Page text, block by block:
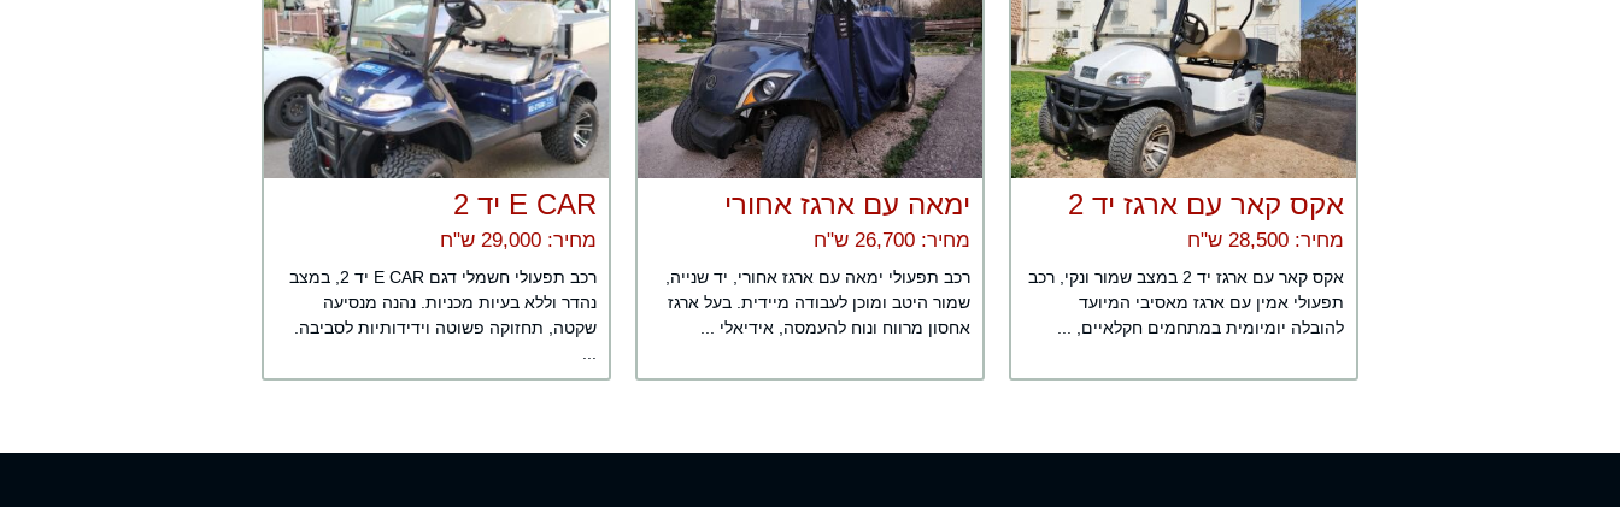
אקס קאר עם ארגז יד 2
מחיר: 28,500 ש"ח
אקס קאר עם ארגז יד 2 במצב שמור ונקי, רכב
תפעולי אמין עם ארגז מאסיבי המיועד
להובלה יומיומית במתחמים חקלאיים, ...
ימאה עם ארגז אחורי
מחיר: 26,700 ש"ח
רכב תפעולי ימאה עם ארגז אחורי, יד שנייה,
שמור היטב ומוכן לעבודה מיידית. בעל ארגז
אחסון מרווח ונוח להעמסה, אידיאלי ...
E CAR יד 2
מחיר: 29,000 ש"ח
רכב תפעולי חשמלי דגם E CAR יד 2, במצב
נהדר וללא בעיות מכניות. נהנה מנסיעה
שקטה, תחזוקה פשוטה וידידותיות לסביבה.
...